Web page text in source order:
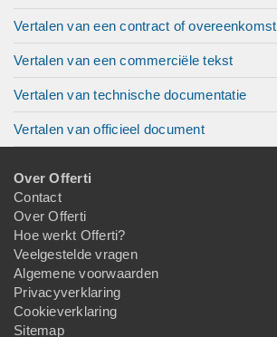
Vertalen van een contract of overeenkomst
Vertalen van een commerciële tekst
Vertalen van technische documentatie
Vertalen van officieel document
Over Offerti
Contact
Over Offerti
Hoe werkt Offerti?
Veelgestelde vragen
Algemene voorwaarden
Privacyverklaring
Cookieverklaring
Sitemap